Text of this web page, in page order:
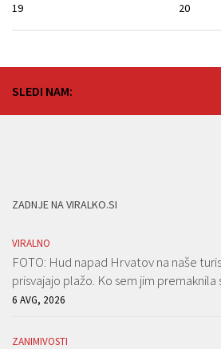
19 20
SLEDI NAM:
ZADNJE NA VIRALKO.SI
VIRALNO
FOTO: Hud napad Hrvatov na naše
prisvajajo plažo. Ko sem jim
6 AVG, 2026
ZANIMIVOSTI